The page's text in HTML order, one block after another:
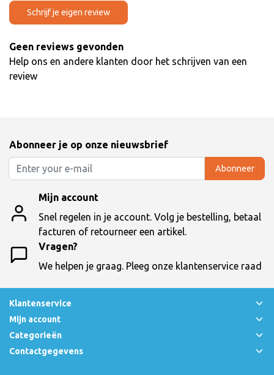
Schrijf je eigen review
Geen reviews gevonden
Help ons en andere klanten door het schrijven van een
review
Abonneer je op onze nieuwsbrief
Abonneer
Mijn account
Snel regelen in je account. Volg je bestelling, betaal
facturen of retourneer een artikel.
Vragen?
We helpen je graag. Pleeg onze klantenservice raad
Klantenservice
Mijn account
Categorieën
Contactgegevens